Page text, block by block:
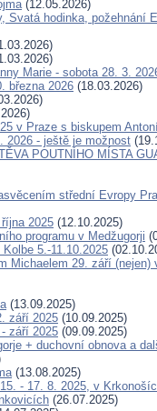
(12.05.2026)
Svatá hodinka, požehnání
Marie - sobota 28. 3.
března 2026 (18.03.2026)
v Praze s biskupem
2026 - ještě je možnost
POUTNÍHO MÍSTA
střední Evropy
2025 (12.10.2025)
programu v Medžugorji
5.-11.10.2025
Michaelem 29. září (nejen)
(13.09.2025)
září 2025 (10.09.2025)
září 2025 (09.09.2025)
+ duchovní obnova a
(13.08.2025)
- 17. 8. 2025, v
(26.07.2025)